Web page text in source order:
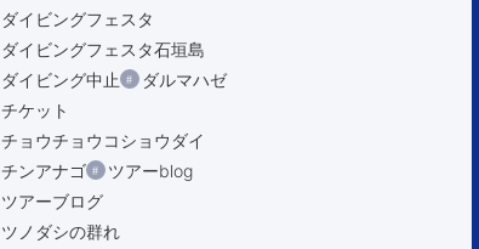
ダイビングフェスタ
ダイビングフェスタ石垣島
ダイビング中止
ダルマハゼ
チケット
チョウチョウコショウダイ
チンアナゴ
ツアーblog
ツアーブログ
ツノダシの群れ